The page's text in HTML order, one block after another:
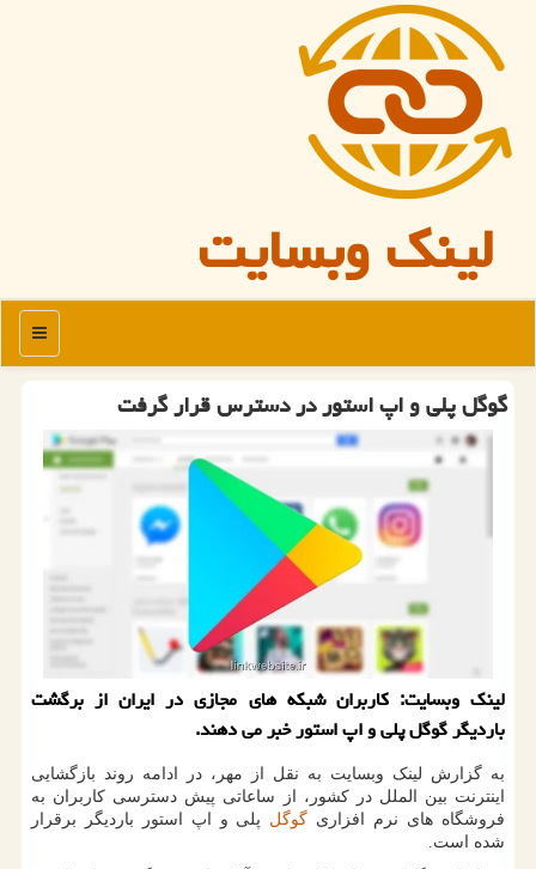
لینک وبسایت
منو
گوگل پلی و اپ استور در دسترس قرار گرفت
لینک وبسایت: کاربران شبکه های مجازی در ایران از برگشت
باردیگر گوگل پلی و اپ استور خبر می دهند.
به گزارش لینک وبسایت به نقل از مهر، در ادامه روند بازگشایی
اینترنت بین الملل در کشور، از ساعاتی پیش دسترسی کاربران به
فروشگاه های نرم افزاری گوگل پلی و اپ استور باردیگر برقرار
شده است.